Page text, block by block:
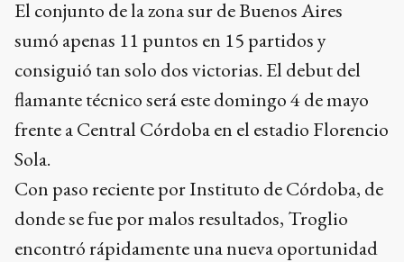
El conjunto de la zona sur de Buenos Aires
sumó apenas 11 puntos en 15 partidos y
consiguió tan solo dos victorias. El debut del
flamante técnico será este domingo 4 de mayo
frente a Central Córdoba en el estadio Florencio
Sola.
Con paso reciente por Instituto de Córdoba, de
donde se fue por malos resultados, Troglio
encontró rápidamente una nueva oportunidad